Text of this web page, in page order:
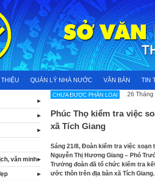
QUẢN LÝ NHÀ NƯỚC VĂN BẢN TIN
CHƯA ĐƯỢC PHÂN LOẠI 26 Tháng
Phúc Thọ kiểm tra việc
xã Tích Giang
Sáng 21/8, Đoàn kiểm tra việc soạn
Nguyễn Thị Hương Giang – Phó
Trưởng đoàn đã tổ chức kiểm tra
ước thôn trên địa bàn xã Tích Giang.
văn minh